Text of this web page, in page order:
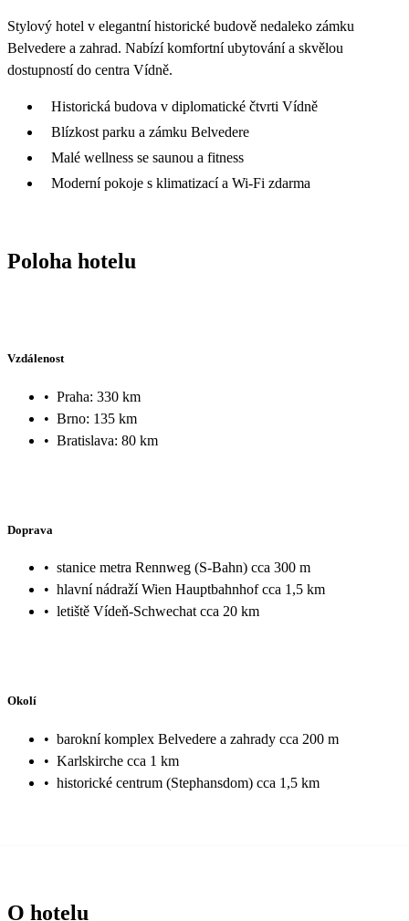
31
2 189
Stylový hotel v elegantní historické budově nedaleko zámku
Belvedere a zahrad. Nabízí komfortní ubytování a skvělou
dostupností do centra Vídně.
Historická budova v diplomatické čtvrti Vídně
Blízkost parku a zámku Belvedere
Malé wellness se saunou a fitness
Moderní pokoje s klimatizací a Wi-Fi zdarma
Poloha hotelu
Vzdálenost
• Praha: 330 km
• Brno: 135 km
• Bratislava: 80 km
Doprava
• stanice metra Rennweg (S-Bahn) cca 300 m
• hlavní nádraží Wien Hauptbahnhof cca 1,5 km
• letiště Vídeň-Schwechat cca 20 km
Okolí
• barokní komplex Belvedere a zahrady cca 200 m
• Karlskirche cca 1 km
• historické centrum (Stephansdom) cca 1,5 km
O hotelu